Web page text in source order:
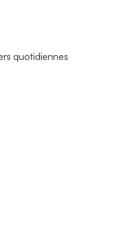
quotidiennes